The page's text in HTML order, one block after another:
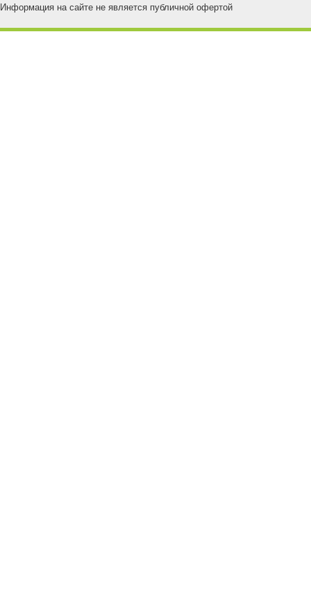
Информация на сайте не является публичной офертой